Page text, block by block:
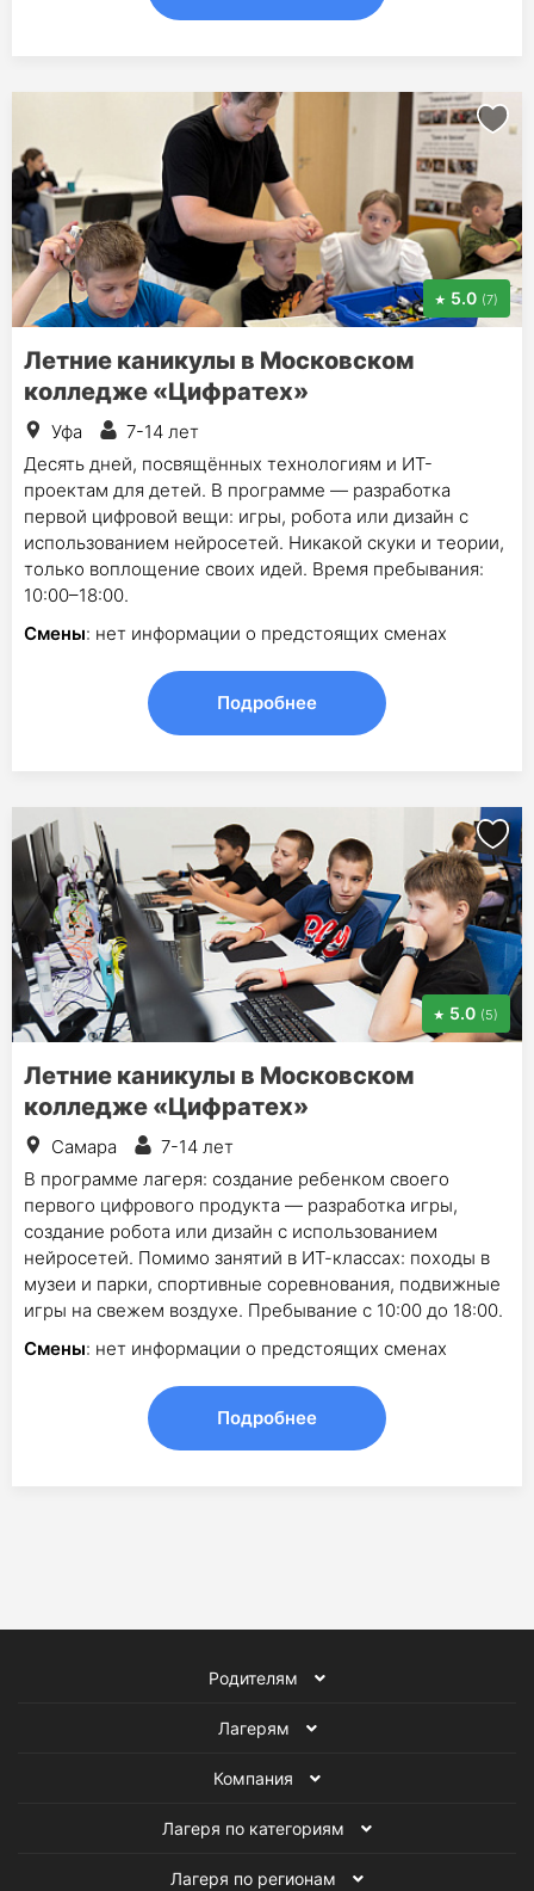
5.0 (7)
Летние каникулы в Московском
колледже «Цифратех»
Уфа
7-14 лет
Десять дней, посвящённых технологиям и ИТ-
проектам для детей. В программе — разработка
первой цифровой вещи: игры, робота или дизайн с
использованием нейросетей. Никакой скуки и теории,
только воплощение своих идей. Время пребывания:
10:00–18:00.
Смены: нет информации о предстоящих сменах
Подробнее
5.0 (5)
Летние каникулы в Московском
колледже «Цифратех»
Самара
7-14 лет
В программе лагеря: создание ребенком своего
первого цифрового продукта — разработка игры,
создание робота или дизайн с использованием
нейросетей. Помимо занятий в ИТ-классах: походы в
музеи и парки, спортивные соревнования, подвижные
игры на свежем воздухе. Пребывание с 10:00 до 18:00.
Смены: нет информации о предстоящих сменах
Подробнее
Родителям
Лагерям
Компания
Лагеря по категориям
Лагеря по регионам